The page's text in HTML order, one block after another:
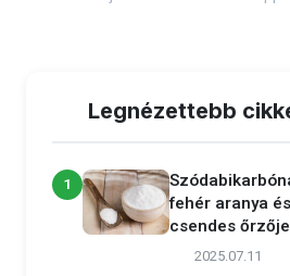
Legnézettebb
1
fehér aranya
csendes őrzője
2025.07.11